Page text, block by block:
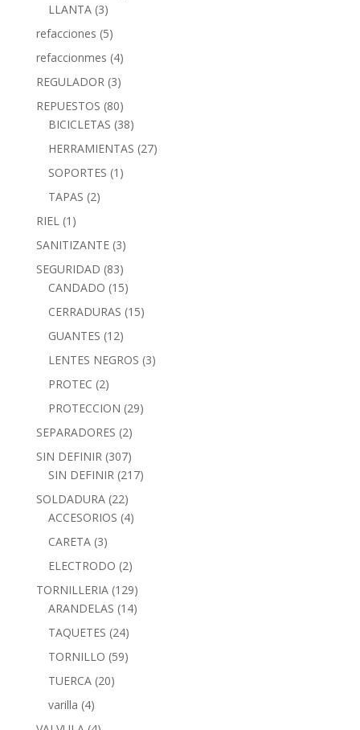
LLANTA (3)
refacciones (5)
refaccionmes (4)
REGULADOR (3)
REPUESTOS (80)
BICICLETAS (38)
HERRAMIENTAS (27)
SOPORTES (1)
TAPAS (2)
RIEL (1)
SANITIZANTE (3)
SEGURIDAD (83)
CANDADO (15)
CERRADURAS (15)
GUANTES (12)
LENTES NEGROS (3)
PROTEC (2)
PROTECCION (29)
SEPARADORES (2)
SIN DEFINIR (307)
SIN DEFINIR (217)
SOLDADURA (22)
ACCESORIOS (4)
CARETA (3)
ELECTRODO (2)
TORNILLERIA (129)
ARANDELAS (14)
TAQUETES (24)
TORNILLO (59)
TUERCA (20)
varilla (4)